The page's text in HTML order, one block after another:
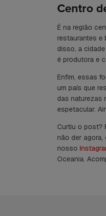
Centro
É na região
restaurantes e
disso, a
é produtora e
Enfim, essas
um país que
das naturezas
espetacular.
Curtiu o post?
não der
nosso
Oceania.